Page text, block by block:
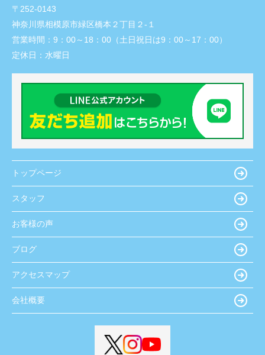
〒252-0143
神奈川県相模原市緑区橋本２丁目２-１
営業時間： 9：00～18：00（土日祝日は9：00～17：00）
定休日： 水曜日
トップページ
スタッフ
お客様の声
ブログ
アクセスマップ
会社概要